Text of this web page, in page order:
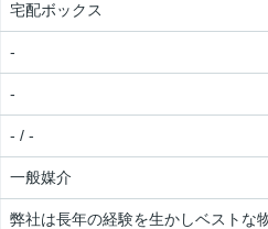
宅配ボックス
-
-
- / -
一般媒介
弊社は長年の経験を生かしベストな